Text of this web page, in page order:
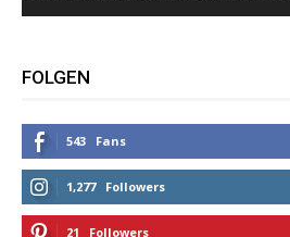
FOLGEN
543 Fans
1,277 Followers
21 Followers